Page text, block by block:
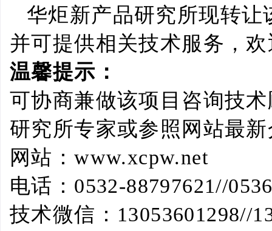
华炬新产品研究所现转
并可提供相关技术服务，
温馨提示：
可协商兼做该项目咨询技
研究所专家或参照网站最
网站：www.xcpw.net
电话： 0532-88797621//
技术微信： 13053601298//